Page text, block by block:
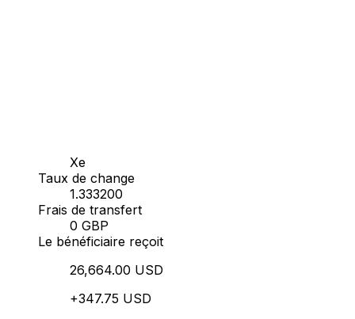
Xe
Taux de change
1.333200
Frais de transfert
0 GBP
Le bénéficiaire reçoit
26,664.00 USD
+347.75 USD